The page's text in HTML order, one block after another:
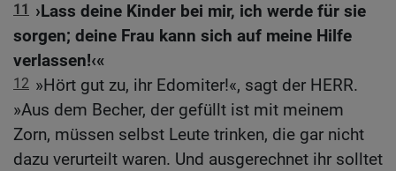
11
›Lass deine Kinder bei mir, ich werde für sie
sorgen; deine Frau kann sich auf meine Hilfe
verlassen!‹«
12 »Hört gut zu, ihr Edomiter!«, sagt der HERR.
»Aus dem Becher, der gefüllt ist mit meinem
Zorn, müssen selbst Leute trinken, die gar nicht
dazu verurteilt waren. Und ausgerechnet ihr solltet